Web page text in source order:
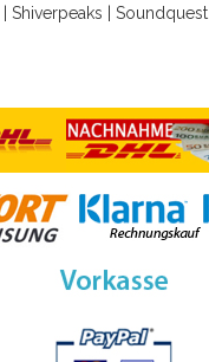
Shiverpeaks Soundquest